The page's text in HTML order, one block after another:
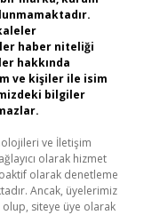
haber niteliği
hakkında
ve kişiler ile isim
bilgiler
ve İletişim
olarak hizmet
olarak denetleme
Ancak, üyelerimiz
olup, siteye üye olarak